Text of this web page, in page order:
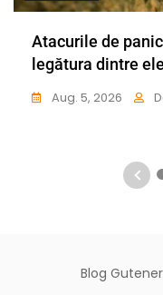
Atacurile de
legătura dintre ele
Aug. 5, 2026
Blog